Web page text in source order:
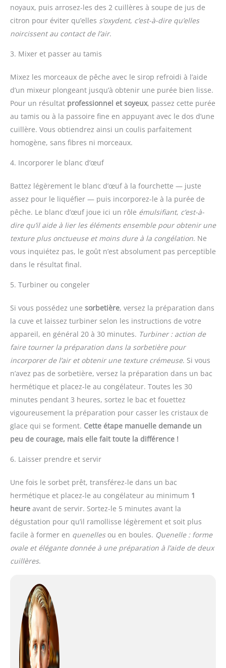
noyaux, puis arrosez-les des 2 cuillères à soupe de jus de
citron pour éviter qu’elles s’oxydent, c’est-à-dire qu’elles
noircissent au contact de l’air.
3. Mixer et passer au tamis
Mixez les morceaux de pêche avec le sirop refroidi à l’aide
d’un mixeur plongeant jusqu’à obtenir une purée bien lisse.
Pour un résultat professionnel et soyeux, passez cette purée
au tamis ou à la passoire fine en appuyant avec le dos d’une
cuillère. Vous obtiendrez ainsi un coulis parfaitement
homogène, sans fibres ni morceaux.
4. Incorporer le blanc d’œuf
Battez légèrement le blanc d’œuf à la fourchette — juste
assez pour le liquéfier — puis incorporez-le à la purée de
pêche. Le blanc d’œuf joue ici un rôle émulsifiant, c’est-à-
dire qu’il aide à lier les éléments ensemble pour obtenir une
texture plus onctueuse et moins dure à la congélation. Ne
vous inquiétez pas, le goût n’est absolument pas perceptible
dans le résultat final.
5. Turbiner ou congeler
Si vous possédez une sorbetière, versez la préparation dans
la cuve et laissez turbiner selon les instructions de votre
appareil, en général 20 à 30 minutes. Turbiner : action de
faire tourner la préparation dans la sorbetière pour
incorporer de l’air et obtenir une texture crémeuse. Si vous
n’avez pas de sorbetière, versez la préparation dans un bac
hermétique et placez-le au congélateur. Toutes les 30
minutes pendant 3 heures, sortez le bac et fouettez
vigoureusement la préparation pour casser les cristaux de
glace qui se forment. Cette étape manuelle demande un
peu de courage, mais elle fait toute la différence !
6. Laisser prendre et servir
Une fois le sorbet prêt, transférez-le dans un bac
hermétique et placez-le au congélateur au minimum 1
heure avant de servir. Sortez-le 5 minutes avant la
dégustation pour qu’il ramollisse légèrement et soit plus
facile à former en quenellesou en boules. Quenelle : forme
ovale et élégante donnée à une préparation à l’aide de deux
cuillères.